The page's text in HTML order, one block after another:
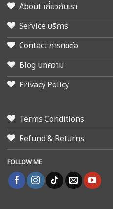
About เกี่ยวกับเรา
Service บริการ
Contact การติดต่อ
Blog บทความ
Privacy Policy
Terms Conditions
Refund & Returns
FOLLOW ME